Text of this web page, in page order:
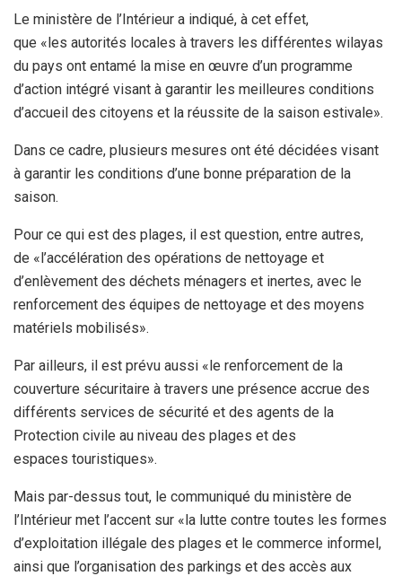
Le ministère de l’Intérieur a indiqué, à cet effet,
que «les autorités locales à travers les différentes wilayas
du pays ont entamé la mise en œuvre d’un programme
d’action intégré visant à garantir les meilleures conditions
d’accueil des citoyens et la réussite de la saison estivale».
Dans ce cadre, plusieurs mesures ont été décidées visant
à garantir les conditions d’une bonne préparation de la
saison.
Pour ce qui est des plages, il est question, entre autres,
de «l’accélération des opérations de nettoyage et
d’enlèvement des déchets ménagers et inertes, avec le
renforcement des équipes de nettoyage et des moyens
matériels mobilisés».
Par ailleurs, il est prévu aussi «le renforcement de la
couverture sécuritaire à travers une présence accrue des
différents services de sécurité et des agents de la
Protection civile au niveau des plages et des
espaces touristiques».
Mais par-dessus tout, le communiqué du ministère de
l’Intérieur met l’accent sur «la lutte contre toutes les formes
d’exploitation illégale des plages et le commerce informel,
ainsi que l’organisation des parkings et des accès aux